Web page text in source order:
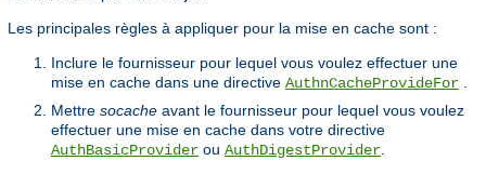
Les principales règles à appliquer pour la mise en cache sont :
Inclure le fournisseur pour lequel vous voulez effectuer une
mise en cache dans une directive AuthnCacheProvideFor
Mettre socache avant le fournisseur pour lequel vous voulez
effectuer une mise en cache dans votre directive
AuthBasicProvider ou AuthDigestProvider